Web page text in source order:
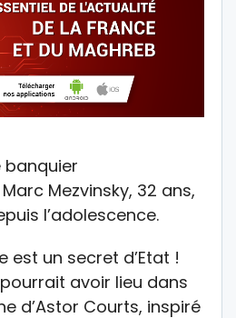
banquier
Mezvinsky, 32 ans,
l’adolescence.
est un secret d’Etat !
avoir lieu dans
d’Astor Courts, inspiré